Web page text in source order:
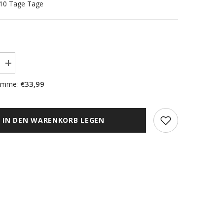
Tage Tage
Menge
erhöhen
für
Thermoschal
BXH
€33,99
IN DEN WARENKORB LEGEN